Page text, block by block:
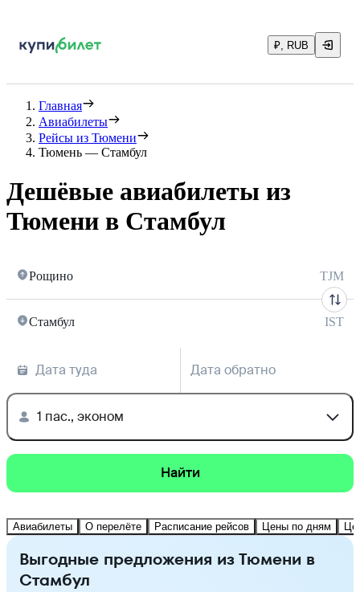
₽, RUB
Главная
Авиабилеты
Рейсы из Тюмени
Тюмень — Стамбул
Дешёвые авиабилеты из
Тюмени в Стамбул
Рощино TJM
Стамбул IST
Дата туда Дата обратно
1 пас., эконом
Найти
Авиабилеты О перелёте Расписание рейсов Цены по дням
Выгодные предложения из Тюмени в
Стамбул